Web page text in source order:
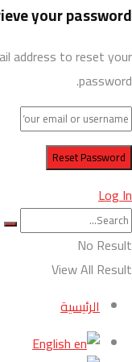
your password
address to reset your
password.
Log In
No Result
View All Result
الرئيسية
English